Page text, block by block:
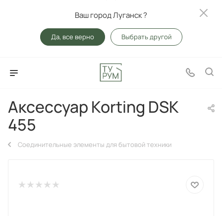
Ваш город Луганск ?
Да, все верно Выбрать другой
Аксессуар Korting DSK
455
Соединительные элементы для бытовой техники